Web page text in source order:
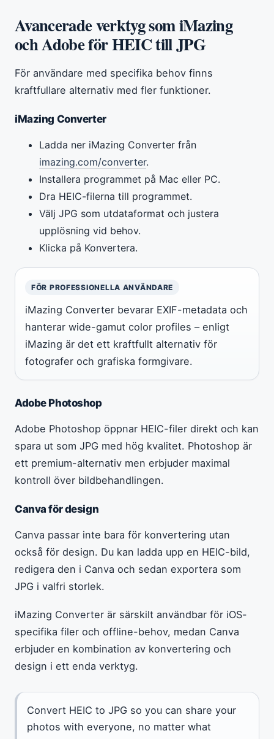
Avancerade verktyg som iMazing
och Adobe för HEIC till JPG
För användare med specifika behov finns
kraftfullare alternativ med fler funktioner.
iMazing Converter
Ladda ner iMazing Converter från
imazing.com/converter.
Installera programmet på Mac eller PC.
Dra HEIC-filerna till programmet.
Välj JPG som utdataformat och justera
upplösning vid behov.
Klicka på Konvertera.
FÖR PROFESSIONELLA ANVÄNDARE
iMazing Converter bevarar EXIF-metadata och
hanterar wide-gamut color profiles – enligt
iMazing är det ett kraftfullt alternativ för
fotografer och grafiska formgivare.
Adobe Photoshop
Adobe Photoshop öppnar HEIC-filer direkt och kan
spara ut som JPG med hög kvalitet. Photoshop är
ett premium-alternativ men erbjuder maximal
kontroll över bildbehandlingen.
Canva för design
Canva passar inte bara för konvertering utan
också för design. Du kan ladda upp en HEIC-bild,
redigera den i Canva och sedan exportera som
JPG i valfri storlek.
iMazing Converter är särskilt användbar för iOS-
specifika filer och offline-behov, medan Canva
erbjuder en kombination av konvertering och
design i ett enda verktyg.
Convert HEIC to JPG so you can share your
photos with everyone, no matter what